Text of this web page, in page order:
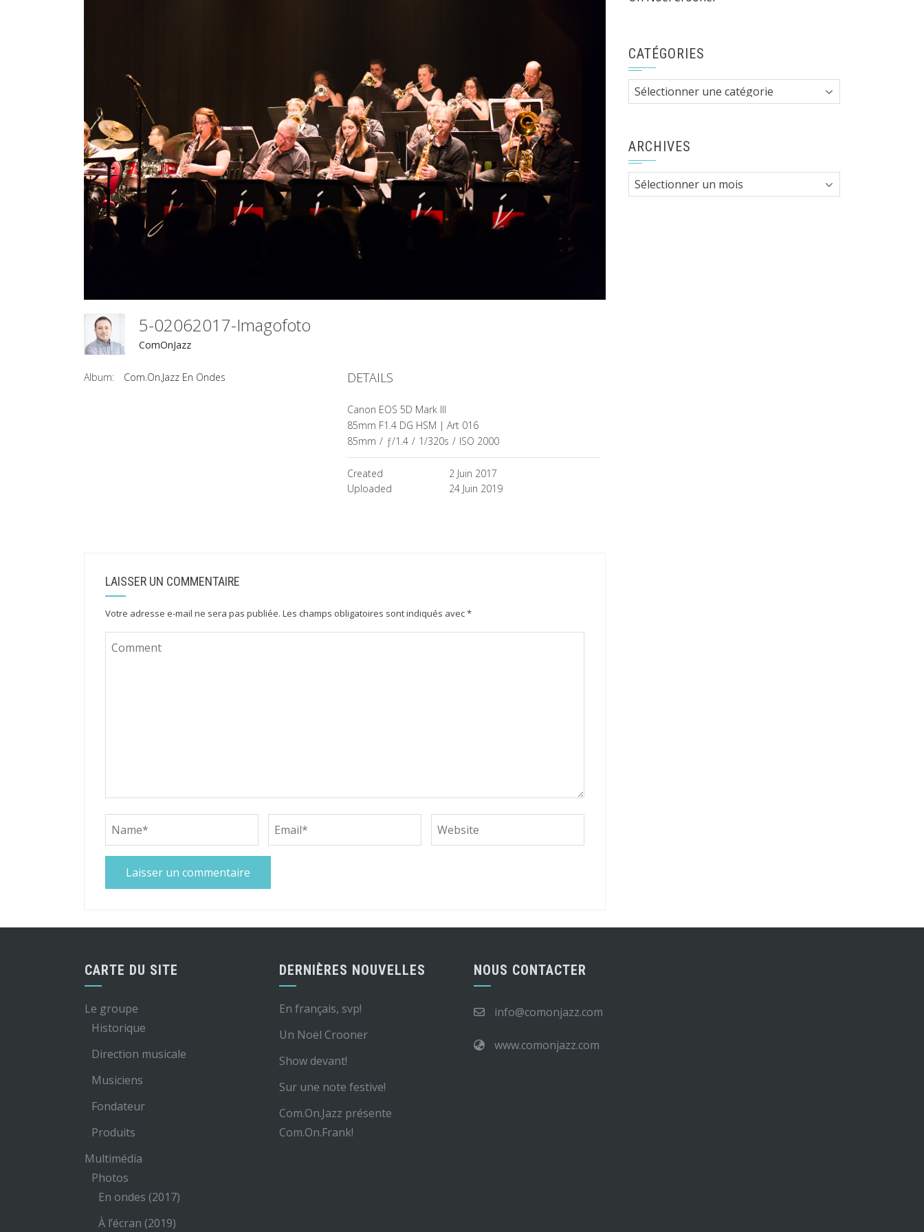
5-02062017-Imagofoto
ComOnJazz
Album: Com.On.Jazz En Ondes DETAILS
Canon EOS 5D Mark III
85mm F1.4 DG HSM | Art 016
85mm / ƒ/1.4 / 1/320s / ISO 2000
Created
2 Juin 2017
Uploaded
24 Juin 2019
LAISSER UN COMMENTAIRE
Votre adresse e-mail ne sera pas publiée. Les champs obligatoires sont indiqués avec*
CATÉGORIES
Catégories
ARCHIVES
Archives
CARTE DU SITE
Le groupe
Historique
Direction musicale
Musiciens
Fondateur
Produits
Multimédia
Photos
En ondes (2017)
À l’écran (2019)
DERNIÈRES NOUVELLES
En français, svp!
Un Noël Crooner
Show devant!
Sur une note festive!
Com.On.Jazz présente
Com.On.Frank!
NOUS CONTACTER
info@comonjazz.com
www.comonjazz.com